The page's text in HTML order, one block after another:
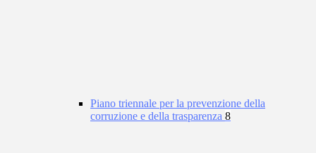
Piano triennale per la prevenzione della
corruzione e della trasparenza 8